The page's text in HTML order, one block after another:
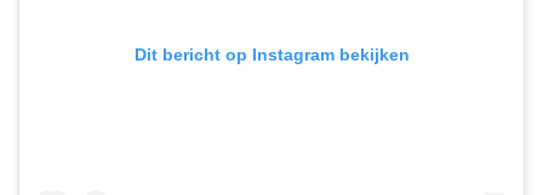
Dit bericht op Instagram bekijken